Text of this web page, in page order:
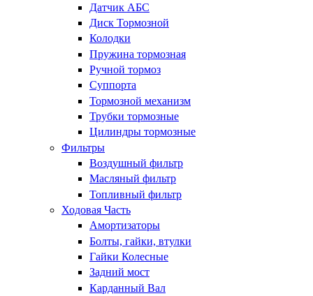
Датчик АБС
Диск Тормозной
Колодки
Пружина тормозная
Ручной тормоз
Суппорта
Тормозной механизм
Трубки тормозные
Цилиндры тормозные
Фильтры
Воздушный фильтр
Масляный фильтр
Топливный фильтр
Ходовая Часть
Амортизаторы
Болты, гайки, втулки
Гайки Колесные
Задний мост
Карданный Вал